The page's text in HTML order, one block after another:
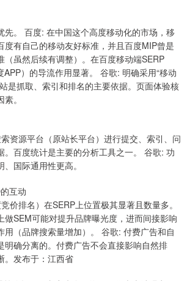
先。 百度: 在中国这个高度移动化的市场，移
度有自己的移动友好标准，并且百度MIP曾是
（虽然后续有调整）。在百度移动端SERP
）的导流作用显著。 谷歌: 明确采用“移动
是抓取、索引和排名的主要依据。页面体验核
。
资源平台（原站长平台）进行提交、索引、问
。百度统计是主要的分析工具之一。 谷歌: 功
国际通用性更高。
互动
价排名）在SERP上位置极其显著且数量多。
做SEM可能对提升品牌曝光度，进而间接影响
用（品牌搜索量增加）。 谷歌: 付费广告和自
明确分离的。付费广告不会直接影响自然排
。发布于：江西省